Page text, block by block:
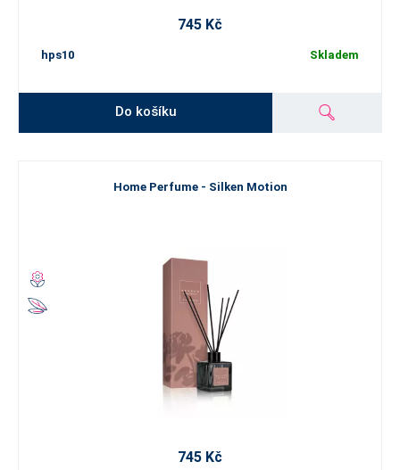
745 Kč
hps10 Skladem
Do košíku
Home Perfume - Silken Motion
745 Kč